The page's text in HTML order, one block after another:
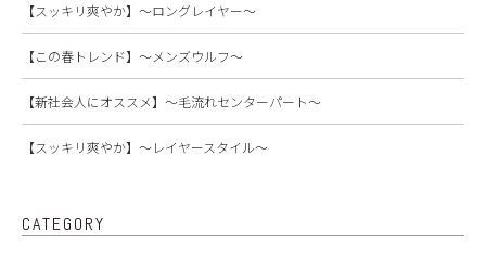
【スッキリ爽やか】～ロングレイヤー～
【この春トレンド】～メンズウルフ～
【新社会人にオススメ】～毛流れセンターパート～
【スッキリ爽やか】～レイヤースタイル～
CATEGORY